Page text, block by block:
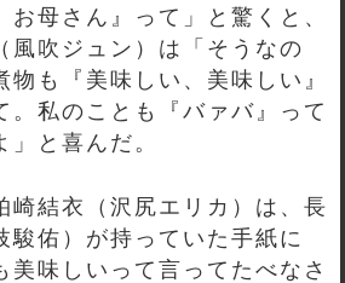
お母さん』って」と驚くと、
風吹ジュン）は「そうなの
物も『美味しい、美味しい』
。私のことも『バァバ』って
と喜んだ。
崎結衣（沢尻エリカ）は、長
駿佑）が持っていた手紙に
美味しいって言ってたべなさ